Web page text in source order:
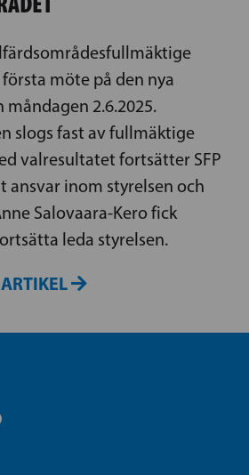
möte på den nya
2.6.2025.
slogs fast av fullmäktige
valresultatet fortsätter SFP
inom styrelsen och
Salovaara-Kero fick
leda styrelsen.